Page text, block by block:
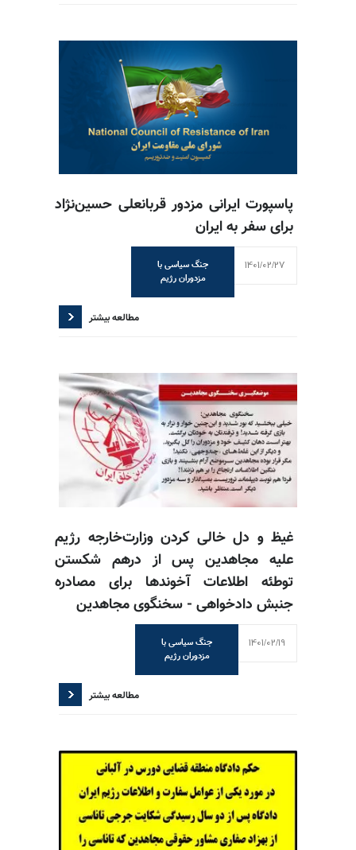
پاسپورت ایرانی مزدور قربانعلی حسین‌نژاد
برای سفر به ایران
جنگ سیاسی با
مزدوران رژیم
1401/02/27
مطالعه بیشتر
غیظ و دل خالی کردن وزارت‌خارجه رژیم
علیه مجاهدین پس از درهم شکستن
توطئه اطلاعات آخوندها برای مصادره
جنبش دادخواهی - سخنگوی مجاهدین
جنگ سیاسی با
مزدوران رژیم
1401/02/19
مطالعه بیشتر